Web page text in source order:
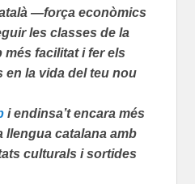
—força econòmics
les classes de la
més facilitat i fer els
en la vida del teu nou
i endinsa’t encara més
llengua catalana amb
culturals i sortides